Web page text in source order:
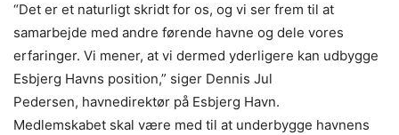
“Det er et naturligt skridt for os, og vi ser frem til at
samarbejde med andre førende havne og dele vores
erfaringer. Vi mener, at vi dermed yderligere kan udbygge
Esbjerg Havns position,” siger Dennis Jul
Pedersen, havnedirektør på Esbjerg Havn.
Medlemskabet skal være med til at underbygge havnens